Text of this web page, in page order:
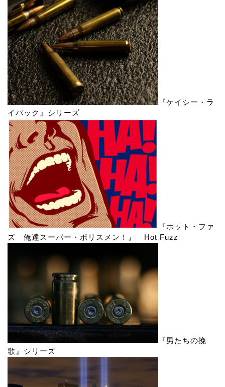
『ケイシー・ラ
イバック』シリーズ
『ホット・ファ
ズ 俺達スーパー・ポリスメン！』 Hot Fuzz
『男たちの挽
歌』シリーズ